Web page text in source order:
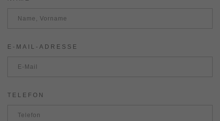
E-MAIL-ADRESSE
TELEFON